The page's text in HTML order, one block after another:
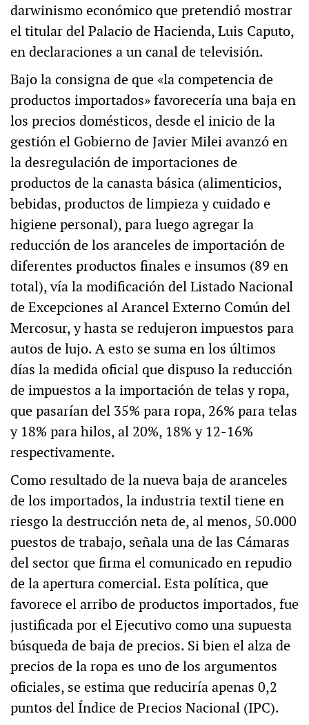
darwinismo económico que pretendió mostrar
el titular del Palacio de Hacienda, Luis Caputo,
en declaraciones a un canal de televisión.
Bajo la consigna de que «la competencia de
productos importados» favorecería una baja en
los precios domésticos, desde el inicio de la
gestión el Gobierno de Javier Milei avanzó en
la desregulación de importaciones de
productos de la canasta básica (alimenticios,
bebidas, productos de limpieza y cuidado e
higiene personal), para luego agregar la
reducción de los aranceles de importación de
diferentes productos finales e insumos (89 en
total), vía la modificación del Listado Nacional
de Excepciones al Arancel Externo Común del
Mercosur, y hasta se redujeron impuestos para
autos de lujo. A esto se suma en los últimos
días la medida oficial que dispuso la reducción
de impuestos a la importación de telas y ropa,
que pasarían del 35% para ropa, 26% para telas
y 18% para hilos, al 20%, 18% y 12-16%
respectivamente.
Como resultado de la nueva baja de aranceles
de los importados, la industria textil tiene en
riesgo la destrucción neta de, al menos, 50.000
puestos de trabajo, señala una de las Cámaras
del sector que firma el comunicado en repudio
de la apertura comercial. Esta política, que
favorece el arribo de productos importados, fue
justificada por el Ejecutivo como una supuesta
búsqueda de baja de precios. Si bien el alza de
precios de la ropa es uno de los argumentos
oficiales, se estima que reduciría apenas 0,2
puntos del Índice de Precios Nacional (IPC).